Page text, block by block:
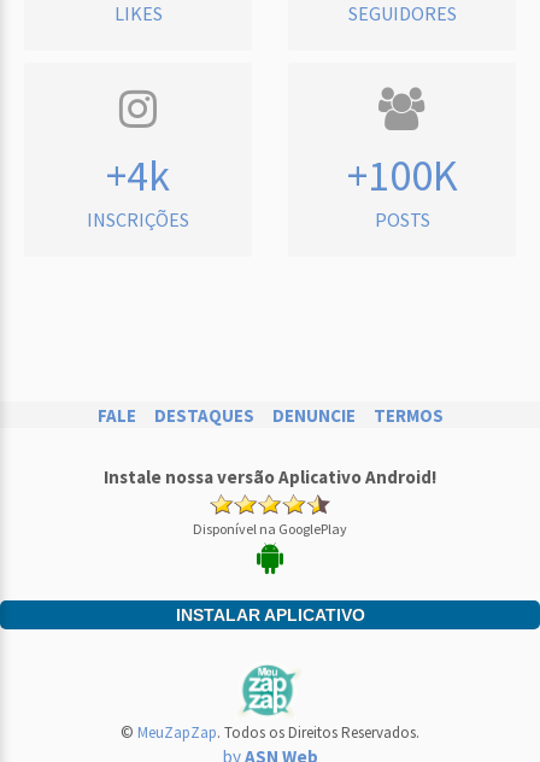
LIKES SEGUIDORES
+4k
INSCRIÇÕES
+100K
POSTS
FALE DESTAQUES DENUNCIE TERMOS
Instale nossa versão Aplicativo Android!
Disponível na GooglePlay
INSTALAR APLICATIVO
© MeuZapZap. Todos os Direitos Reservados.
byASN Web